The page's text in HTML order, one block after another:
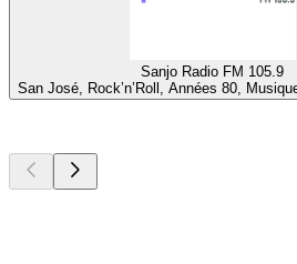
Sanjo Radio FM 105.9
San José, Rock’n’Roll, Années 80,